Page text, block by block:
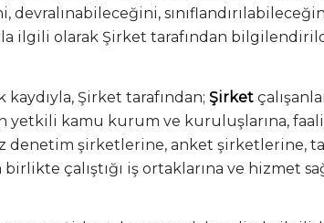
ilgili olarak Şirket tarafından
Şirket tarafından; Şirket
yetkili kamu kurum ve kuruluşlarına,
denetim şirketlerine, anket şirketlerine,
birlikte çalıştığı iş ortaklarına ve hizmet